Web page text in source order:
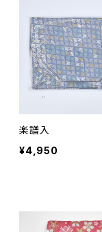
楽譜入
¥4,950